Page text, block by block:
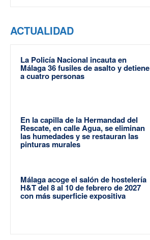
ACTUALIDAD
La Policía Nacional incauta en
Málaga 36 fusiles de asalto y detiene
a cuatro personas
En la capilla de la Hermandad del
Rescate, en calle Agua, se eliminan
las humedades y se restauran las
pinturas murales
Málaga acoge el salón de hostelería
H&T del 8 al 10 de febrero de 2027
con más superficie expositiva